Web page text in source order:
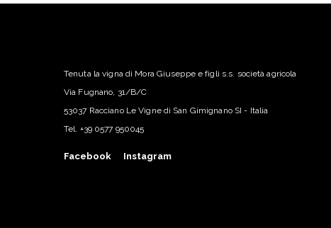
Tenuta la vigna di Mora Giuseppe e figli s.s. società agricola
Via Fugnano, 31/B/C
53037 Racciano Le Vigne di San Gimignano SI - Italia
Tel. +39 0577 950045
Facebook Instagram